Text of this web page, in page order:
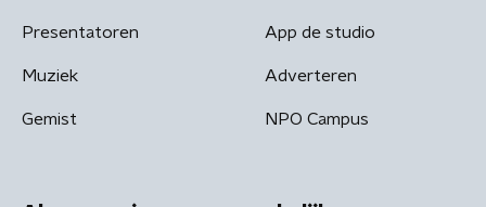
Presentatoren
Muziek
Gemist
App de studio
Adverteren
NPO Campus